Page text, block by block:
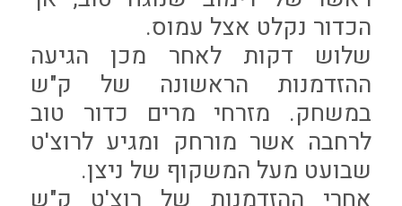
הכדור נקלט אצל עמוס.
שלוש דקות לאחר מכן הגיעה
ההזדמנות הראשונה של ק"ש
במשחק. מזרחי מרים כדור טוב
לרחבה אשר מורחק ומגיע לרוצ'ט
שבועט מעל המשקוף של ניצן.